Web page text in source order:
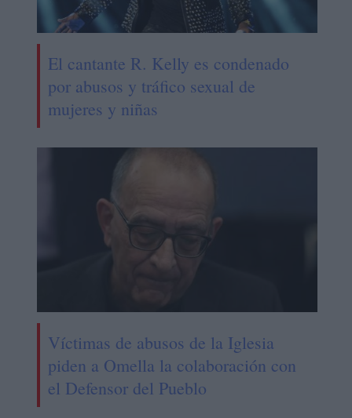
El cantante R. Kelly es condenado
por abusos y tráfico sexual de
mujeres y niñas
Víctimas de abusos de la Iglesia
piden a Omella la colaboración con
el Defensor del Pueblo